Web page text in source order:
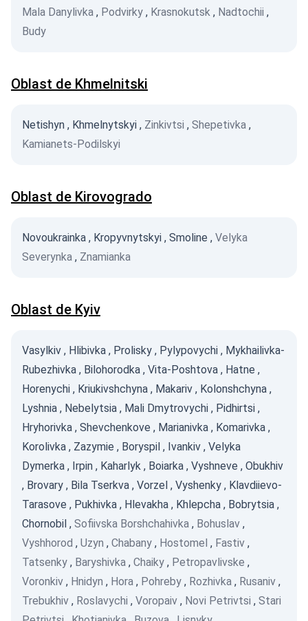
Mala Danylivka , Podvirky , Krasnokutsk , Nadtochii ,
Budy
Oblast de Khmelnitski
Netishyn , Khmelnytskyi , Zinkivtsi , Shepetivka ,
Kamianets-Podilskyi
Oblast de Kirovogrado
Novoukrainka , Kropyvnytskyi , Smoline , Velyka
Severynka , Znamianka
Oblast de Kyiv
Vasylkiv , Hlibivka , Prolisky , Pylypovychi , Mykhailivka-
Rubezhivka , Bilohorodka , Vita-Poshtova , Hatne ,
Horenychi , Kriukivshchyna , Makariv , Kolonshchyna ,
Lyshnia , Nebelytsia , Mali Dmytrovychi , Pidhirtsi ,
Hryhorivka , Shevchenkove , Marianivka , Komarivka ,
Korolivka , Zazymie , Boryspil , Ivankiv , Velyka
Dymerka , Irpin , Kaharlyk , Boiarka , Vyshneve , Obukhiv
, Brovary , Bila Tserkva , Vorzel , Vyshenky , Klavdiievo-
Tarasove , Pukhivka , Hlevakha , Khlepcha , Bobrytsia ,
Chornobil , Sofiivska Borshchahivka , Bohuslav ,
Vyshhorod , Uzyn , Chabany , Hostomel , Fastiv ,
Tatsenky , Baryshivka , Chaiky , Petropavlivske ,
Voronkiv , Hnidyn , Hora , Pohreby , Rozhivka , Rusaniv ,
Trebukhiv , Roslavychi , Voropaiv , Novi Petrivtsi , Stari